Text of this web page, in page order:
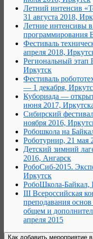
Летний интенсив
31 августа 2018,
Летние интенсивы
программирования
Фестиваль
апреля 2018,
Региональный этап
Иркутск
Фестиваль
— 1 декабря,
Кубориада —
июня 2017,
Cибирский
ноября 2016,
Робошкола на
Роботурнир, 21 мая
Детский зимний
2016, Ангарск
РобоСиб-2015.
Иркутск
РобоШкола-Байкал,
III Всероссийская
преподавания
общем и
апреля 2015